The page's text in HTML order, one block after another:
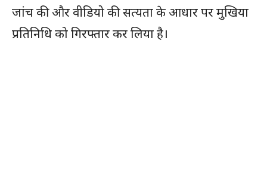
जांच की और वीडियो की सत्यता के आधार पर मुखिया
प्रतिनिधि को गिरफ्तार कर लिया है।